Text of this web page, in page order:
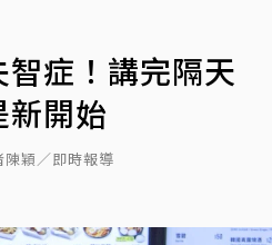
症！講完隔天
開始
穎／即時報導